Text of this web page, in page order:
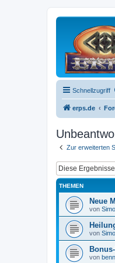
Schnellzugriff
erps.de
Zur erweiterten
THEMEN
Neue
von
von
von